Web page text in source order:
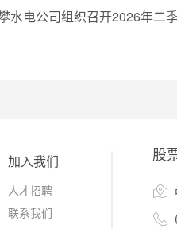
水电公司组织召开2026年二
加入我们
人才招聘
联系我们
股

